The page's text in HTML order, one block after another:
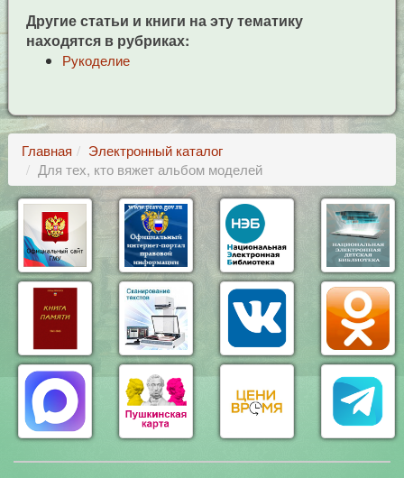
Другие статьи и книги на эту тематику
находятся в рубриках:
Рукоделие
Главная
Электронный каталог
Для тех, кто вяжет альбом моделей